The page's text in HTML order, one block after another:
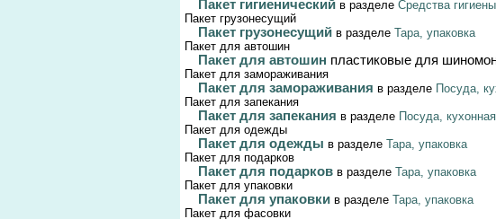
Пакет гигиенический в разделе Средства
Пакет грузонесущий
Пакет грузонесущий в разделе Тара, упаковка
Пакет для автошин
Пакет для автошин пластиковые для
Пакет для замораживания
Пакет для замораживания в разделе Посуда,
Пакет для запекания
Пакет для запекания в разделе Посуда,
Пакет для одежды
Пакет для одежды в разделе Тара, упаковка
Пакет для подарков
Пакет для подарков в разделе Тара, упаковка
Пакет для упаковки
Пакет для упаковки в разделе Тара, упаковка
Пакет для фасовки